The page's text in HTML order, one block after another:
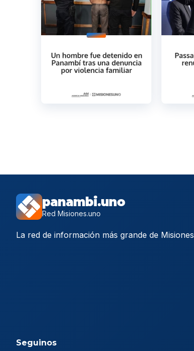
panambi.uno
Red Misiones.uno
La red de información más grande de Misiones
Seguinos